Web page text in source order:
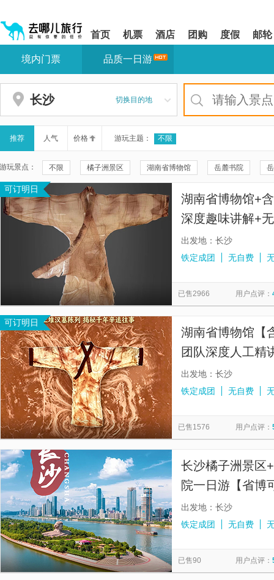
shift+enter
网
导
盲
导
模
式
您
站
区,
本
有
6
个
模
块,
首页 机票 酒店 团购 度假 邮轮
您
站
区
境内门票 品质一日游
长沙 切换目的地
推荐 人气 价格 游玩主题： 不限
游玩景点： 不限 橘子洲景区 湖南省博物馆 岳麓书院
毛泽东铜像
长沙湘江海洋王国 长沙大王山国际大马戏 韶山毛泽东
大王山国际旅游度假区
都正街 铜官窑国风乐园 华谊兄弟(长沙)电影小镇
天心阁 祝融峰
火宫殿牌楼 湘江 毛主席纪念馆 长沙博物馆
长沙方特东方神画 五一广场
湘江游轮(三馆一厅码头) 天门山国家森林公园-天门洞
可订明日
湖南省博物馆+
深度趣味讲解+
出发地：长沙
铁定成团
无自费
已售2966 用户点评：
可订明日
湖南省博物馆【
团队深度人工精
出发地：长沙
铁定成团
无自费
已售1576 用户点评：
长沙橘子洲景区
院一日游【省博
玩】
出发地：长沙
铁定成团
无自费
已售90 用户点评：